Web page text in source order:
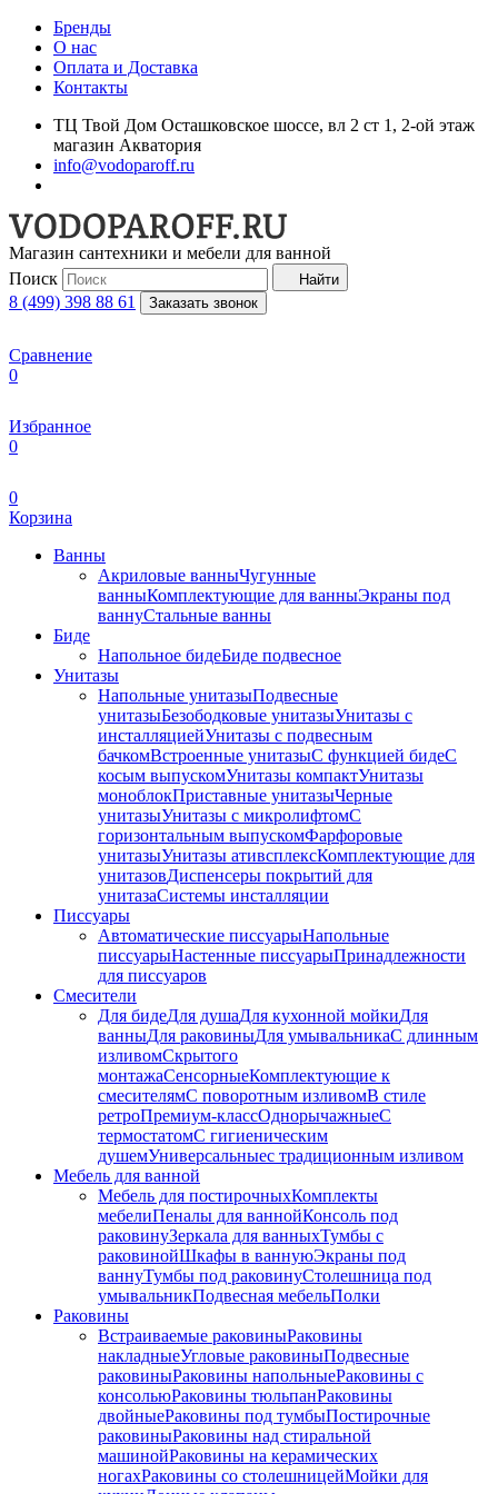
Бренды
О нас
Оплата и Доставка
Контакты
ТЦ Твой Дом Осташковское шоссе, вл 2 ст 1, 2-ой этаж
магазин Акватория
info@vodoparoff.ru
Магазин сантехники и мебели для ванной
Поиск
Найти
8 (499) 398 88 61 Заказать звонок
Сравнение
0
Избранное
0
0
Корзина
Ванны
Акриловые ванныЧугунные
ванныКомплектующие для ванныЭкраны под
ваннуСтальные ванны
Биде
Напольное бидеБиде пoдвеснoе
Унитазы
Напольные унитазыПодвесные
унитазыБезободковые унитазыУнитазы с
инсталляциейУнитазы с подвесным
бачкомВстроенные унитазыС функцией бидеС
косым выпускомУнитазы компактУнитазы
моноблокПриставные унитазыЧерные
унитазыУнитазы с микролифтомC
горизонтальным выпускомФарфоровые
унитазыУнитазы ативсплексКомплектующие для
унитазовДиспенсеры покрытий для
унитазаСистемы инсталляции
Писсуары
Автоматические писсуарыНапольные
писсуарыНастенные писсуарыПринадлежности
для писсуаров
Смесители
Для бидеДля душаДля кухонной мойкиДля
ванныДля раковиныДля умывальникаС длинным
изливомСкрытого
монтажаСенсорныеКомплектующие к
смесителямС поворотным изливомВ стиле
ретроПремиум-классОднорычажныеС
термостатомС гигиеническим
душемУниверсальныес традиционным изливом
Мебель для ванной
Мебель для постирочныхКомплекты
мебелиПеналы для ваннойКонсоль под
раковинуЗеркала для ванныхТумбы с
раковинойШкафы в ваннуюЭкраны под
ваннуТумбы под раковинуСтолешница под
умывальникПодвесная мебельПолки
Раковины
Встраиваемые раковиныРаковины
накладныеУгловые раковиныПодвесные
раковиныРаковины напольныеРаковины с
консольюРаковины тюльпанРаковины
двойныеРаковины под тумбыПостирочные
раковиныРаковины над стиральной
машинойРаковины на керамических
ногахРаковины со столешницейМойки для